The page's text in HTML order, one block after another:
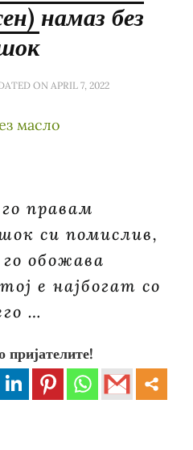
намаз без
ON APRIL 7, 2022
правам
си помислив,
обожава
е најбогат со
…
пријателите!